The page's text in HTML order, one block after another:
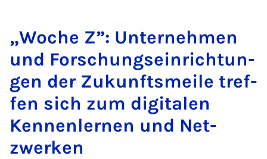
„Woche Z”: Un­terneh­men
und Forschung­sein­rich­tun­
gen der Zukun­fts­meile tref­
fen sich zum di­gitalen
Kennen­lernen und Net­
zwerken